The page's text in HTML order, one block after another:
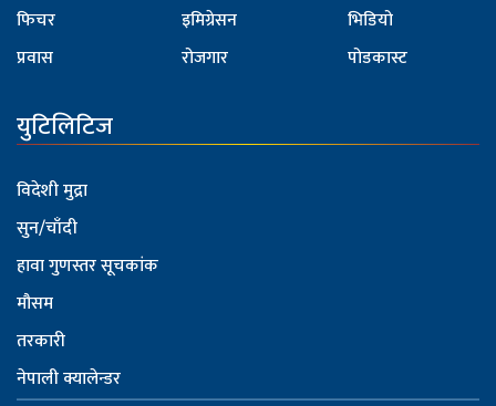
फिचर
प्रवास
इमिग्रेसन
रोजगार
भिडियो
पोडकास्ट
युटिलिटिज
विदेशी मुद्रा
सुन/चाँदी
हावा गुणस्तर सूचकांक
मौसम
तरकारी
नेपाली क्यालेन्डर